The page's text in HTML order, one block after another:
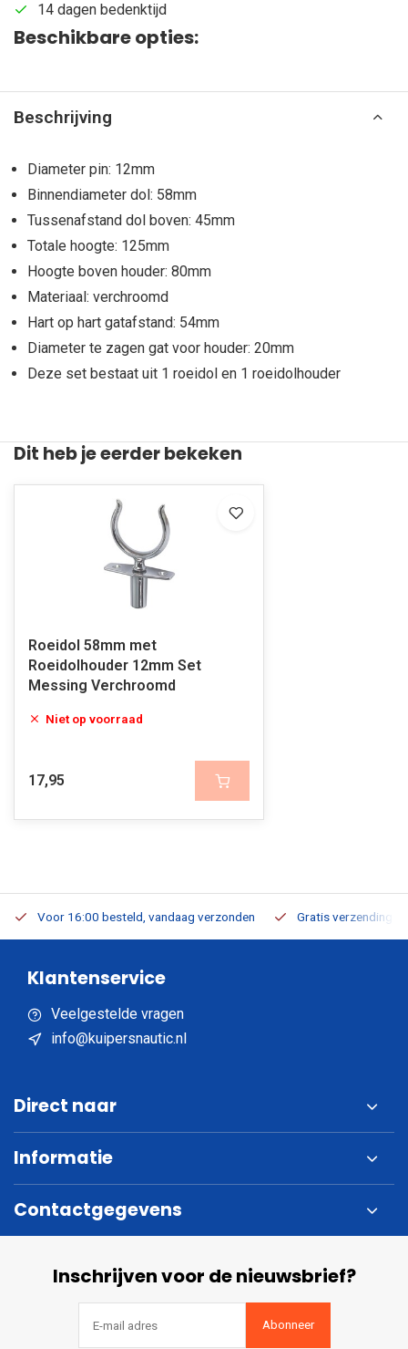
14 dagen bedenktijd
Beschikbare opties:
Beschrijving
Diameter pin: 12mm
Binnendiameter dol: 58mm
Tussenafstand dol boven: 45mm
Totale hoogte: 125mm
Hoogte boven houder: 80mm
Materiaal: verchroomd
Hart op hart gatafstand: 54mm
Diameter te zagen gat voor houder: 20mm
Deze set bestaat uit 1 roeidol en 1 roeidolhouder
Dit heb je eerder bekeken
Roeidol 58mm met
Roeidolhouder 12mm Set
Messing Verchroomd
Niet op voorraad
17,95
Voor 16:00 besteld, vandaag verzonden Gratis verzending
Klantenservice
Veelgestelde vragen
info@kuipersnautic.nl
Direct naar
Informatie
Contactgegevens
Inschrijven voor de nieuwsbrief?
Abonneer